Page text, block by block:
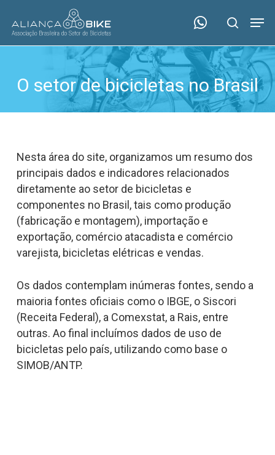
main
search
O setor de bicicletas no Brasil
Nesta área do site, organizamos um resumo dos
principais dados e indicadores relacionados
diretamente ao setor de bicicletas e
componentes no Brasil, tais como produção
(fabricação e montagem), importação e
exportação, comércio atacadista e comércio
varejista, bicicletas elétricas e vendas.
Os dados contemplam inúmeras fontes, sendo a
maioria fontes oficiais como o IBGE, o Siscori
(Receita Federal), a Comexstat, a Rais, entre
outras. Ao final incluímos dados de uso de
bicicletas pelo país, utilizando como base o
SIMOB/ANTP.